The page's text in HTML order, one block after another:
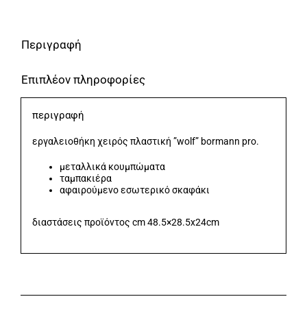
Κουμπώματα
Ταμπακέρα
BORMANN
Pro
ποσότητα
Περιγραφή
Επιπλέον πληροφορίες
περιγραφή
εργαλειοθήκη χειρός πλαστική ”wolf” bormann pro.
μεταλλικά κουμπώματα
ταμπακιέρα
αφαιρούμενο εσωτερικό σκαφάκι
διαστάσεις προϊόντος cm 48.5×28.5x24cm